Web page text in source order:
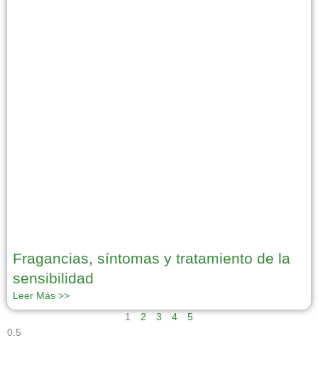
Fragancias, síntomas y tratamiento de la
sensibilidad
Leer Más >>
1 2 3 4 5